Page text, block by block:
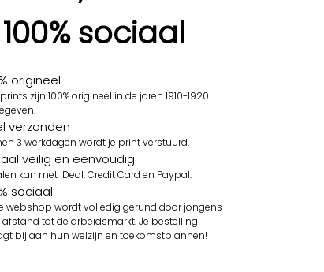
sociaal
origineel
zijn 100% origineel in de jaren 1910-1920
verzonden
3 werkdagen wordt je print verstuurd.
veilig en eenvoudig
kan met iDeal, Credit Card en Paypal.
sociaal
webshop wordt volledig gerund door jongens
afstand tot de arbeidsmarkt. Je bestelling
bij aan hun welzijn en toekomstplannen!